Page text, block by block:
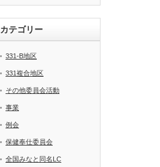
カテゴリー
331-B地区
331複合地区
その他委員会活動
事業
例会
保健奉仕委員会
全国みなと同名LC